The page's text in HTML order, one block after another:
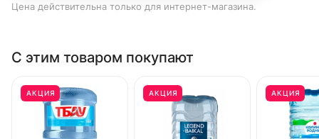
Цена действительна только для интернет-магазина.
С этим товаром покупают
АКЦИЯ АКЦИЯ АКЦИЯ